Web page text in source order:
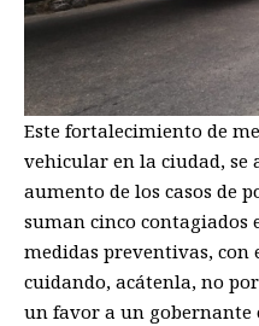
Este fortalecimiento de
vehicular en la ciudad,
aumento de los casos de
suman cinco contagiados
medidas preventivas, con
cuidando, acátenla, no
un favor a un gobernante